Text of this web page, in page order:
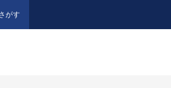
がす